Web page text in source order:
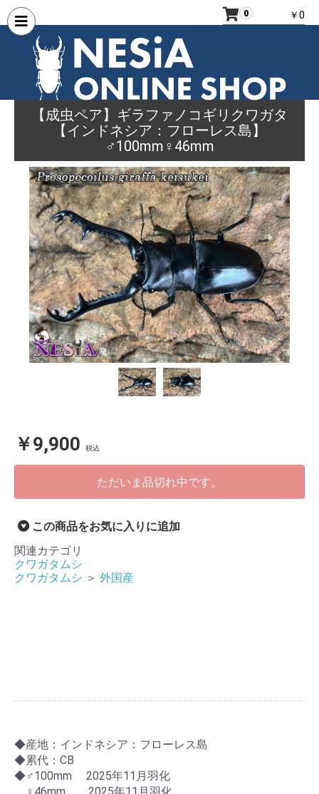
0 ￥0
【成虫ペア】ギラファノコギリクワガタ
【インドネシア：フローレス島】
♂100mm♀46mm
￥9,900 税込
ただいま品切れ中です。
この商品をお気に入りに追加
関連カテゴリ
クワガタムシ
クワガタムシ ＞ 外国産
◆産地：インドネシア：フローレス島
◆累代：CB
◆♂100mm 2025年11月羽化